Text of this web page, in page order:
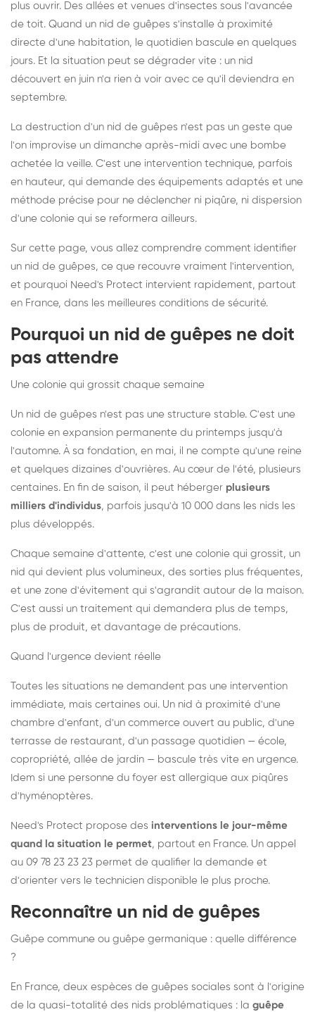
plus ouvrir. Des allées et venues d'insectes sous l'avancée
de toit. Quand un nid de guêpes s'installe à proximité
directe d'une habitation, le quotidien bascule en quelques
jours. Et la situation peut se dégrader vite : un nid
découvert en juin n'a rien à voir avec ce qu'il deviendra en
septembre.
La destruction d'un nid de guêpes n'est pas un geste que
l'on improvise un dimanche après-midi avec une bombe
achetée la veille. C'est une intervention technique, parfois
en hauteur, qui demande des équipements adaptés et une
méthode précise pour ne déclencher ni piqûre, ni dispersion
d'une colonie qui se reformera ailleurs.
Sur cette page, vous allez comprendre comment identifier
un nid de guêpes, ce que recouvre vraiment l'intervention,
et pourquoi Need's Protect intervient rapidement, partout
en France, dans les meilleures conditions de sécurité.
Pourquoi un nid de guêpes ne doit
pas attendre
Une colonie qui grossit chaque semaine
Un nid de guêpes n'est pas une structure stable. C'est une
colonie en expansion permanente du printemps jusqu'à
l'automne. À sa fondation, en mai, il ne compte qu'une reine
et quelques dizaines d'ouvrières. Au cœur de l'été, plusieurs
centaines. En fin de saison, il peut héberger plusieurs
milliers d'individus, parfois jusqu'à 10 000 dans les nids les
plus développés.
Chaque semaine d'attente, c'est une colonie qui grossit, un
nid qui devient plus volumineux, des sorties plus fréquentes,
et une zone d'évitement qui s'agrandit autour de la maison.
C'est aussi un traitement qui demandera plus de temps,
plus de produit, et davantage de précautions.
Quand l'urgence devient réelle
Toutes les situations ne demandent pas une intervention
immédiate, mais certaines oui. Un nid à proximité d'une
chambre d'enfant, d'un commerce ouvert au public, d'une
terrasse de restaurant, d'un passage quotidien — école,
copropriété, allée de jardin — bascule très vite en urgence.
Idem si une personne du foyer est allergique aux piqûres
d'hyménoptères.
Need's Protect propose des interventions le jour-même
quand la situation le permet, partout en France. Un appel
au 09 78 23 23 23 permet de qualifier la demande et
d'orienter vers le technicien disponible le plus proche.
Reconnaître un nid de guêpes
Guêpe commune ou guêpe germanique : quelle différence
?
En France, deux espèces de guêpes sociales sont à l'origine
de la quasi-totalité des nids problématiques : la guêpe